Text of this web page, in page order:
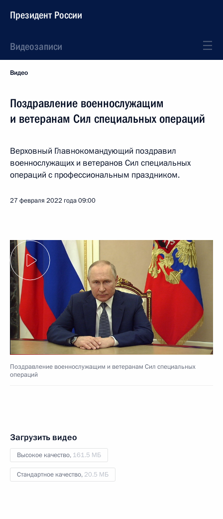
Президент России
Видеозаписи
Видео
Поздравление военнослужащим
и ветеранам Сил специальных операций
Верховный Главнокомандующий поздравил
военнослужащих и ветеранов Сил специальных
операций с профессиональным праздником.
27 февраля 2022 года09:00
Поздравление военнослужащим и ветеранам Сил специальных
операций
Загрузить видео
Высокое качество, 161.5 МБ
Стандартное качество, 20.5 МБ